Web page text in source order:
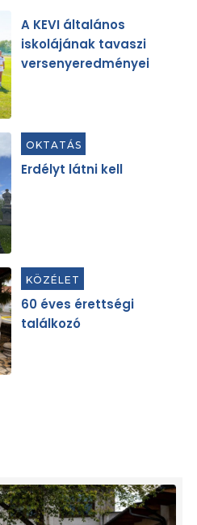
A KEVI általános
iskolájának tavaszi
versenyeredményei
OKTATÁS
Erdélyt látni kell
KÖZÉLET
60 éves érettségi
találkozó